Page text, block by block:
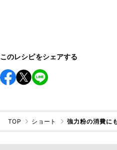
このレシピをシェアする
TOP ショート 強力粉の消費に